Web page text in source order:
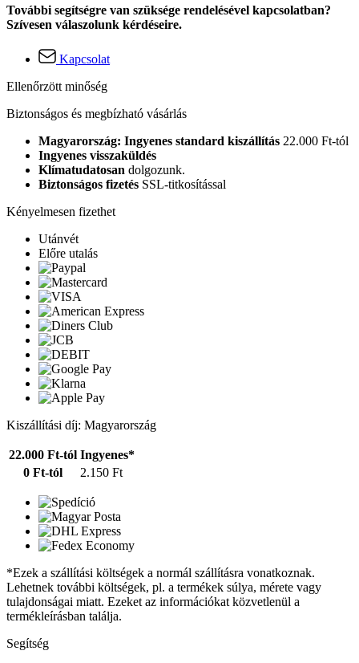
További segítségre van szüksége rendelésével kapcsolatban?
Szívesen válaszolunk kérdéseire.
Kapcsolat
Ellenőrzött minőség
Biztonságos és megbízható vásárlás
Magyarország: Ingyenes standard kiszállítás 22.000 Ft-tól
Ingyenes visszaküldés
Klímatudatosan dolgozunk.
Biztonságos fizetés SSL-titkosítással
Kényelmesen fizethet
Utánvét
Előre utalás
Kiszállítási díj: Magyarország
22.000 Ft-tól Ingyenes*
0 Ft-tól
2.150 Ft
*Ezek a szállítási költségek a normál szállításra vonatkoznak.
Lehetnek további költségek, pl. a termékek súlya, mérete vagy
tulajdonságai miatt. Ezeket az információkat közvetlenül a
termékleírásban találja.
Segítség